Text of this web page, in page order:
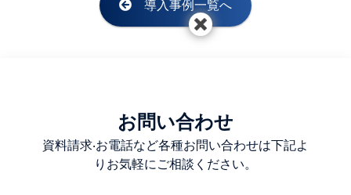
導入事例一覧へ
お問い合わせ
資料請求‧お電話など各種お問い合わせは下記よ
りお気軽にご相談ください。